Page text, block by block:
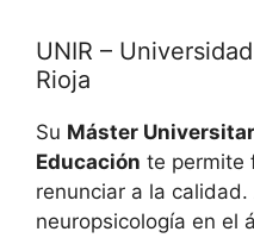
UNIR –
Rioja
Su Máster
Educación te permite
renunciar a la
neuropsicología en el